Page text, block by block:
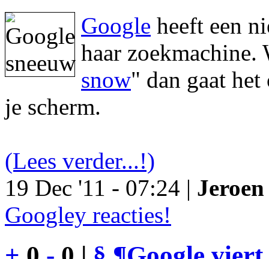
Google heeft een
haar zoekmachine.
snow" dan gaat
je scherm.
(Lees verder...!)
19 Dec '11 - 07:24 |
Googley reacties!